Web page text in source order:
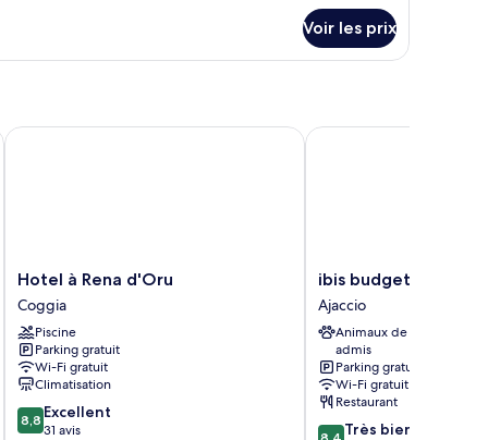
Voir les prix
Hotel
à
Rena
d'Oru
Coggia
Hotel à Rena d'Oru
Coggia
Piscine
Parking gratuit
Wi-Fi gratuit
Climatisation
8.8
sur
8,8 Excellent
31 avis
Hotel à Rena d'Oru
ibis
budget
Ajaccio
Ajaccio
ibis budget Ajaccio
Ajaccio
Animaux de compagnie
admis
Parking gratuit
Wi-Fi gratuit
Restaurant
8.4 Très bien
ibis budget Ajaccio